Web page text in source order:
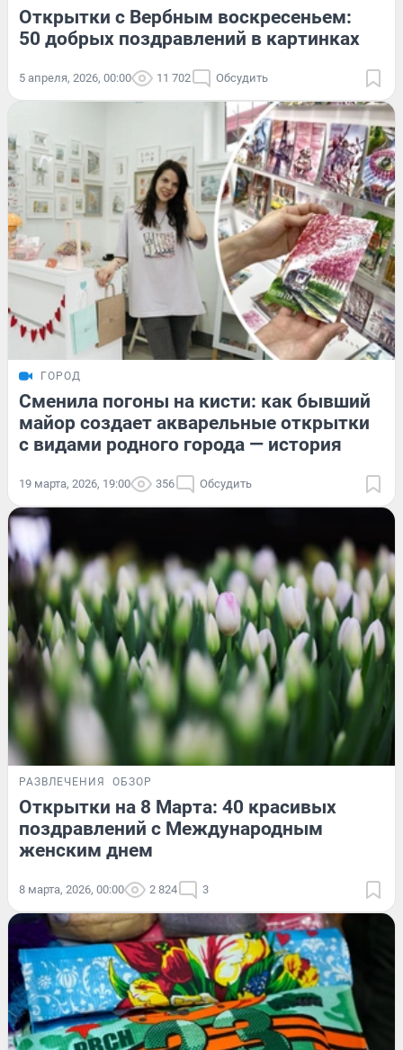
Открытки с Вербным воскресеньем:
50 добрых поздравлений в картинках
5 апреля, 2026, 00:00 11 702 Обсудить
ГОРОД
Сменила погоны на кисти: как бывший
майор создает акварельные открытки
с видами родного города — история
19 марта, 2026, 19:00 356 Обсудить
РАЗВЛЕЧЕНИЯ ОБЗОР
Открытки на 8 Марта: 40 красивых
поздравлений с Международным
женским днем
8 марта, 2026, 00:00 2 824 3